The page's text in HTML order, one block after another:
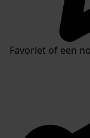
Favoriet of een